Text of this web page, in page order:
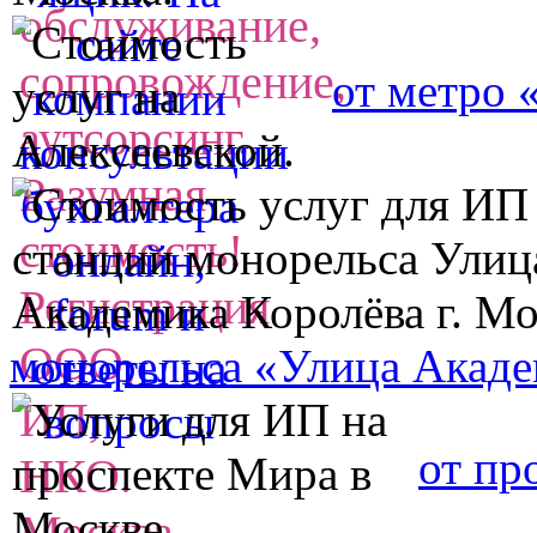
от метро
монорельса «Улица
от